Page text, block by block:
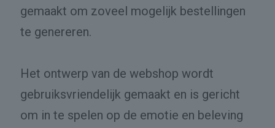
gemaakt om zoveel mogelijk bestellingen
te genereren.
Het ontwerp van de webshop wordt
gebruiksvriendelijk gemaakt en is gericht
om in te spelen op de emotie en beleving